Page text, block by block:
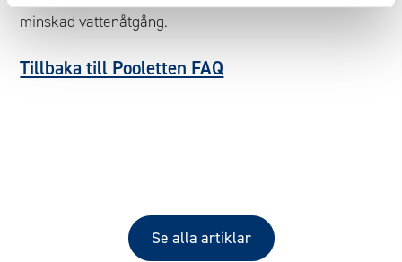
minskad vattenåtgång.
Tillbaka till Pooletten FAQ
Se alla artiklar